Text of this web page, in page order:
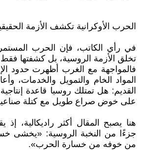
الحرب الأوكرانية تكشف الأزمة
في رأي الكاتب، فإن الحرب
تخلق الأزمة الروسية، بل كشفتها
فالمواجهة مع الغرب أظهرت حدود
المواد الخام والتمويل والخدمات،
القديم: هل تمتلك روسيا قاعدة
على خوض صراع طويل مع كتلة
هنا يصبح المقال أكثر راديكالية، إذ
جزءًا من النخبة الروسية: «يخشى
من خوفه من خسارة الحرب».